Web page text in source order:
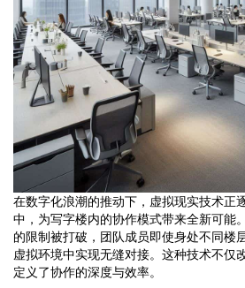
在数字化浪潮的推动下，虚拟现实技术正
中，为写字楼内的协作模式带来全新可能
的限制被打破，团队成员即使身处不同楼
虚拟环境中实现无缝对接。这种技术不仅
定义了协作的深度与效率。